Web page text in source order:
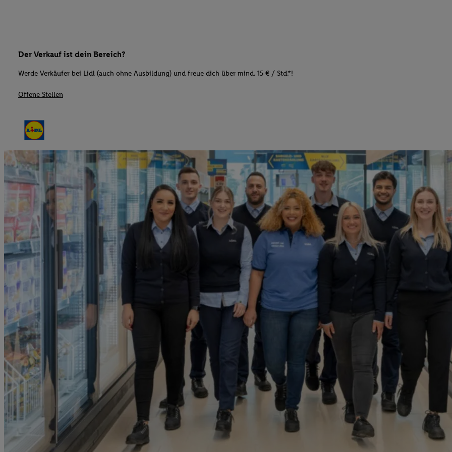
Der Verkauf ist dein Bereich?
Werde Verkäufer bei Lidl (auch ohne Ausbildung) und freue dich über mind. 15 € / Std.*!
Offene Stellen